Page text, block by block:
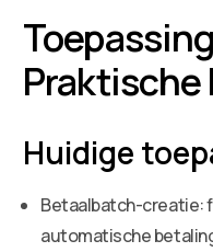
Praktische
Huidige
Betaalbatch-creatie:
automatische